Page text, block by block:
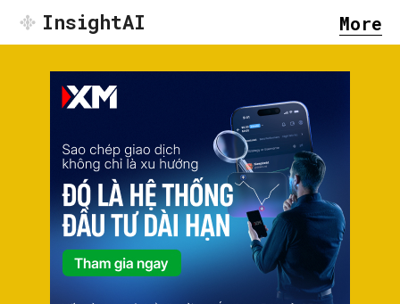
InsightAI More